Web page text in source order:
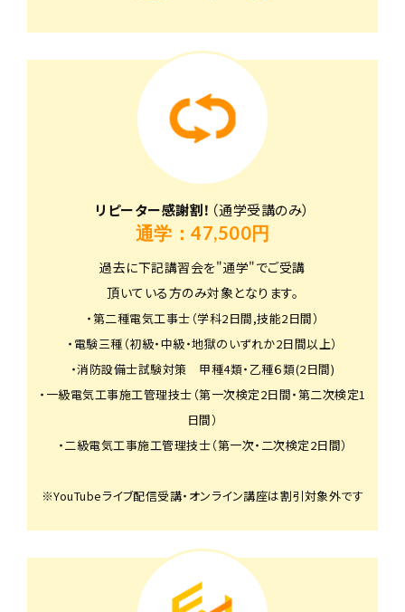
リピーター感謝割！ （通学受講のみ）
通学：47,500円
過去に下記講習会を"通学"でご受講
頂いている方のみ対象となります。
・第二種電気工事士（学科2日間,技能2日間）
・電験三種（初級・中級・地獄のいずれか2日間以上）
・消防設備士試験対策 甲種4類・乙種６類(2日間)
・一級電気工事施工管理技士（第一次検定2日間・第二次検定1
日間）
・二級電気工事施工管理技士（第一次・二次検定2日間）
※YouTubeライブ配信受講・オンライン講座は割引対象外です